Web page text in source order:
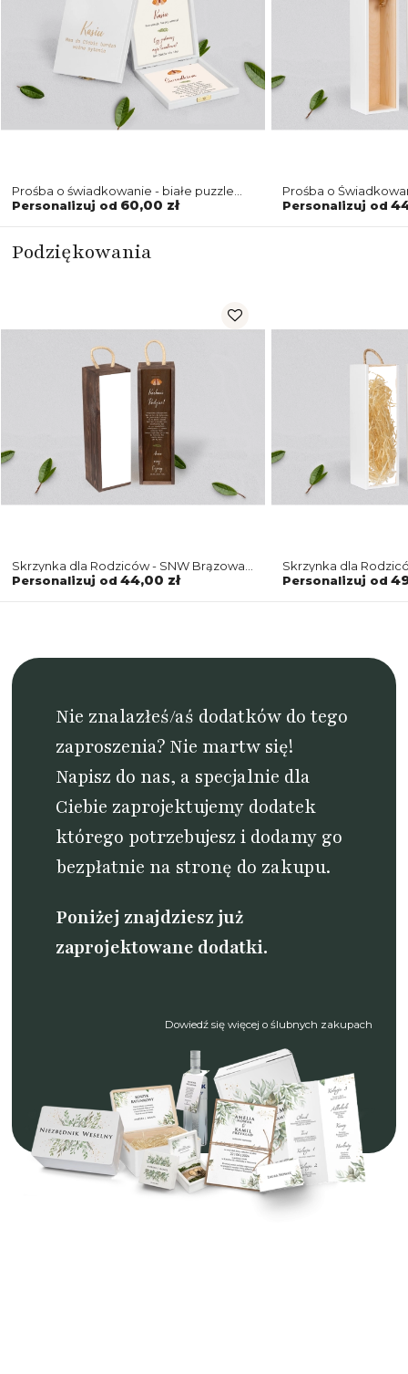
Prośba o świadkowanie - białe puzzle
Butterflies - Motyw 3
Personalizuj od 60,00 zł
Prośba o
Butterflies - Motyw 3
Personalizuj od
Podziękowania
Skrzynka dla Rodziców - SNW Brązowa
Butterflies - Motyw 3
Personalizuj od 44,00 zł
Skrzynka dla
Butterflies - Motyw 3
Personalizuj od
Nie znalazłeś/aś dodatków do tego
zaproszenia? Nie martw się!
Napisz do nas, a specjalnie dla
Ciebie zaprojektujemy dodatek
którego potrzebujesz i dodamy go
bezpłatnie na stronę do zakupu.
Poniżej znajdziesz już
zaprojektowane dodatki.
Dowiedź się więcej o ślubnych zakupach